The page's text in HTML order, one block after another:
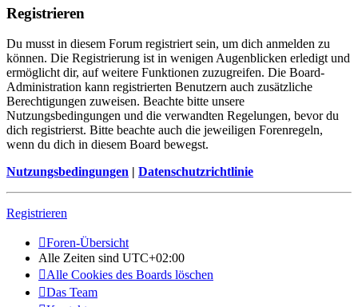
Registrieren
Du musst in diesem Forum registriert sein, um dich anmelden zu
können. Die Registrierung ist in wenigen Augenblicken erledigt und
ermöglicht dir, auf weitere Funktionen zuzugreifen. Die Board-
Administration kann registrierten Benutzern auch zusätzliche
Berechtigungen zuweisen. Beachte bitte unsere
Nutzungsbedingungen und die verwandten Regelungen, bevor du
dich registrierst. Bitte beachte auch die jeweiligen Forenregeln,
wenn du dich in diesem Board bewegst.
Nutzungsbedingungen | Datenschutzrichtlinie
Registrieren
Foren-Übersicht
Alle Zeiten sind UTC+02:00
Alle Cookies des Boards löschen
Das Team